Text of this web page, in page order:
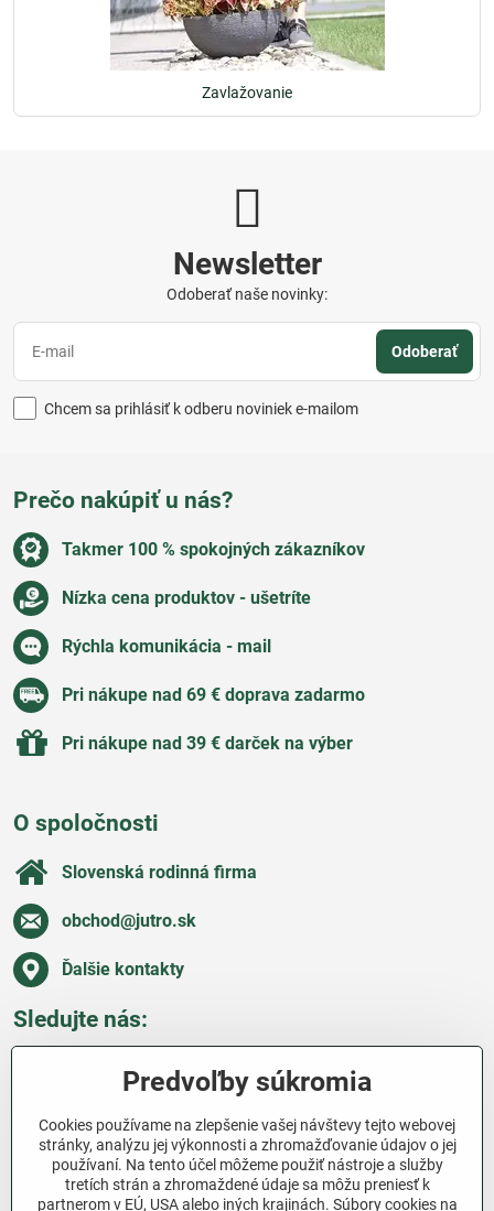
Zavlažovanie
Newsletter
Odoberať naše novinky:
Odoberať
Chcem sa prihlásiť k odberu noviniek e-mailom
Prečo nakúpiť u nás?
Takmer 100 % spokojných zákazníkov
Nízka cena produktov - ušetríte
Rýchla komunikácia - mail
Pri nákupe nad 69 € doprava zadarmo
Pri nákupe nad 39 € darček na výber
O spoločnosti
Slovenská rodinná firma
obchod​@jutro​.sk
Ďalšie kontakty
Sledujte nás:
Všetko o nákupe
Ďakujeme za podporu
Predvoľby súkromia
Cookies používame na zlepšenie vašej návštevy tejto webovej
stránky, analýzu jej výkonnosti a zhromažďovanie údajov o jej
používaní. Na tento účel môžeme použiť nástroje a služby
tretích strán a zhromaždené údaje sa môžu preniesť k
partnerom v EÚ, USA alebo iných krajinách. Súbory cookies na